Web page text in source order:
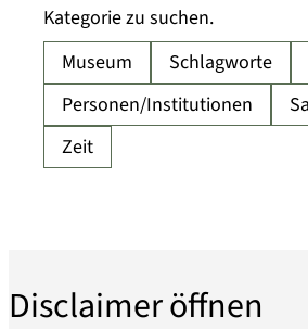
Kategorie zu suchen.
Disclaimer öffnen